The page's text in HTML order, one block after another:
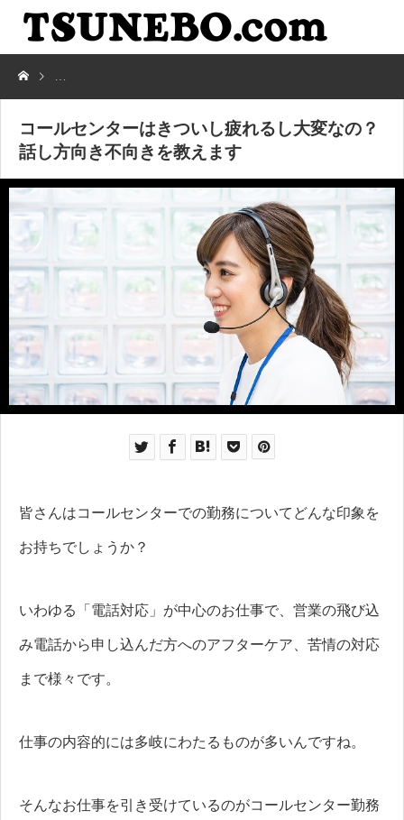
コールセンターはきついし疲れるし大変なの？話し方向き不向きを教え
コールセンターはきついし疲れるし大変なの？
話し方向き不向きを教えます
皆さんはコールセンターでの勤務についてどんな印象を
お持ちでしょうか？
いわゆる「電話対応」が中心のお仕事で、営業の飛び込
み電話から申し込んだ方へのアフターケア、苦情の対応
まで様々です。
仕事の内容的には多岐にわたるものが多いんですね。
そんなお仕事を引き受けているのがコールセンター勤務